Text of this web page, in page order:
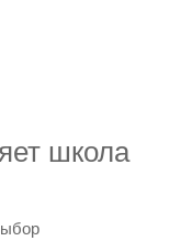
школа